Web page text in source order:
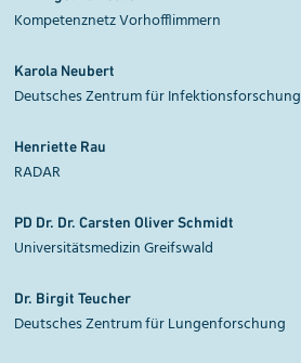
Kompetenznetz Vorhofflimmern
Karola Neubert
Deutsches Zentrum für Infektionsforschung
Henriette Rau
RADAR
PD Dr. Dr. Carsten Oliver Schmidt
Universitätsmedizin Greifswald
Dr. Birgit Teucher
Deutsches Zentrum für Lungenforschung